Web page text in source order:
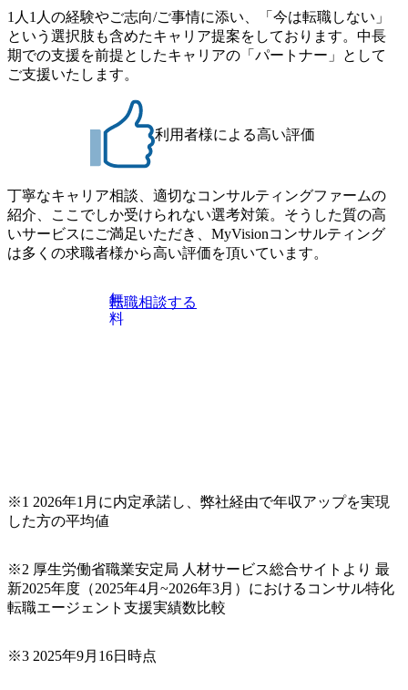
果、なりたいキャリアを反映できるｐｊにアサインしても
らえる ・シンプレクスというテクノロジーに強い部隊がい
るため、エンジニアの視点からも協業しクライアントへ価
値提供できる ・デリバリー中心の案件もあればセールス中
心の案件もあり、個々の裁量や得意領域に合わせた売り上
げの立て方を選べる ここ1年で社員数60名⇒100名超、売上
今期18億円⇒来期30億円（いずれも約170％アップ）と急成
長中のファームである また、成長中ファームのため優秀な
上司の近くで働けるチャンスも多い(ボストン・コンサルテ
ィング・グループ出身者等 (https://www.xspear.co.jp/member/ta
keto_kajita/)） 多様なメンバー、多様なプロジェクトによる
自己成長機会が多く、新たなチャレンジが可能 100名規模に
も関わらず、外資系戦略コンサルティングファームや総合
り、常に刺激を受けながらプロジェクトワークが可能 総合
コンサルティングファームの名の通り、全方位のクライア
サルティングファームの立ち上げフェーズに関わることが
できる 豊富な経験を持つコンサル経験者の場合は、自らチ
ーションの開発 など) シンプレクスの顧客基盤、エンジニ
アケイパビリティを活かた確度の高い事業立ち上げが経験
できる 2026年8月21日(金) 19:30〜21:30 (19:20開場) 2026年8
く可能性がございます。 このたび、ファーム経験者の方を
なるため、入居基準を満たす女性には住宅手当を支給しま
す。 住宅手当は、一般賃貸物件を従業員が契約し、規程で
定める金額を会社が支払います。 その他： 採用時や転勤等
による引っ越し費用は、会社が負担します。 2026年8月18日
(火) 19:00～20:00 2026年8月13日(木) 16:00 応募をご検討され
ている方を対象に、会社説明会を実施予定です。 ● 求人名
・【富山】半導体製造装置の生産エンジニア(製造・生産工
程の管理業務) ※主任候補・リーダークラス ・【砺波】半
導体製造装置の生産エンジニア(製造・生産工程の管理業務)
※顔出しは不要です。ご質問頂く際のみ、顔出ししていた
だければと存じます。
1人1人の経験やご志向/ご事情に添い、「今は転職しない」
という選択肢も含めたキャリア提案をしております。中長
期での支援を前提としたキャリアの「パートナー」として
ご支援いたします。
利用者様による高い評価
丁寧なキャリア相談、適切なコンサルティングファームの
紹介、ここでしか受けられない選考対策。そうした質の高
いサービスにご満足いただき、MyVisionコンサルティング
は多くの求職者様から高い評価を頂いています。
無
料
転職相談する
※1 2026年1月に内定承諾し、弊社経由で年収アップを実現
した方の平均値
※2 厚生労働省職業安定局 人材サービス総合サイトより 最
新2025年度（2025年4月~2026年3月）におけるコンサル特化
転職エージェント支援実績数比較
※3 2025年9月16日時点